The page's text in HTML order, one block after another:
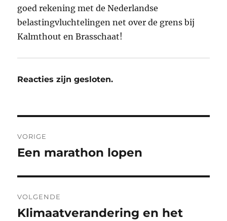
goed rekening met de Nederlandse
belastingvluchtelingen net over de grens bij
Kalmthout en Brasschaat!
Reacties zijn gesloten.
navigatie
VORIGE
Vorig
Een marathon lopen
VOLGENDE
Volgend
Klimaatverandering en het